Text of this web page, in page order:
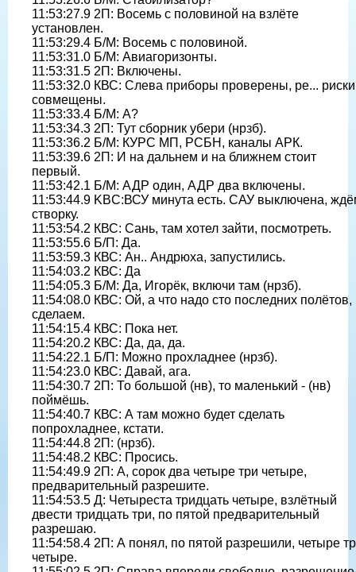
11:53:27.9 2П: Восемь с половиной на взлёте
установлен.
11:53:29.4 Б/М: Восемь с половиной.
11:53:31.0 Б/М: Авиагоризонты.
11:53:31.5 2П: Включены.
11:53:32.0 КВС: Слева приборы проверены, ре... риски
совмещены.
11:53:33.4 Б/М: А?
11:53:34.3 2П: Тут сборник убери (нрзб).
11:53:36.2 Б/М: КУРС МП, РСБН, каналы АРК.
11:53:39.6 2П: И на дальнем и на ближнем стоит
первый.
11:53:42.1 Б/М: АДР один, АДР два включены.
11:53:44.9 KBC:ВСУ минута есть. САУ выключена,
створку.
11:53:54.2 КВС: Сань, там хотел зайти, посмотреть.
11:53:55.6 Б/П: Да.
11:53:59.3 КВС: Ан.. Андрюха, запустились.
11:54:03.2 КВС: Да
11:54:05.3 Б/М: Да, Игорёк, включи там (нрзб).
11:54:08.0 КВС: Ой, а что надо сто последних полётов,
сделаем.
11:54:15.4 КВС: Пока нет.
11:54:20.2 КВС: Да, да, да.
11:54:22.1 Б/П: Можно прохладнее (нрзб).
11:54:23.0 КВС: Давай, ага.
11:54:30.7 2П: То большой (нв), то маленький - (нв)
поймёшь.
11:54:40.7 КВС: А там можно будет сделать
попрохладнее, кстати.
11:54:44.8 2П: (нрзб).
11:54:48.2 КВС: Просись.
11:54:49.9 2П: А, сорок два четыре три четыре,
предварительный разрешите.
11:54:53.5 Д: Четыреста тридцать четыре, взлётный
двести тридцать три, по пятой предварительный
разрешаю.
11:54:58.4 2П: А понял, по пятой разрешили, четыре
четыре.